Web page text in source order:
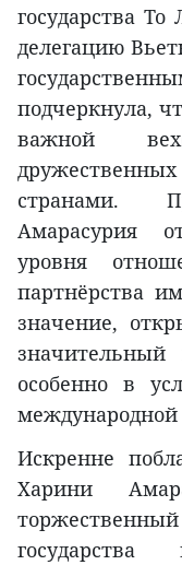
государства
делегацию
подчеркнула,
важной
странами.
Амарасурия
уровня
партнёрства
значение,
значительный
особенно в
международной
Искренне
Харини